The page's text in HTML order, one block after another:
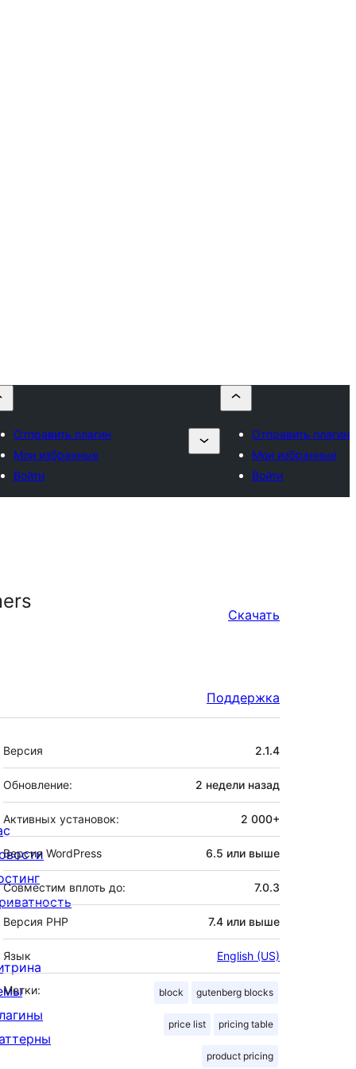
Отправить плагин
Мои избранные
Войти
Отправить плагин
Мои избранные
Войти
Скачать
Поддержка
Мета
Версия 2.1.4
Обновление: 2 недели назад
Активных установок: 2 000+
Версия WordPress 6.5 или выше
Совместим вплоть до: 7.0.3
Версия PHP 7.4 или выше
Язык English (US)
Метки: block gutenberg blocks
price list pricing table
product pricing